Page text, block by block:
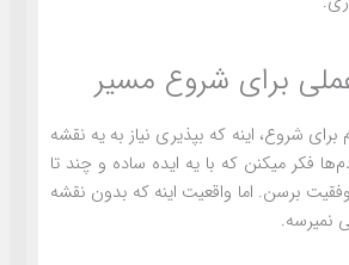
برای شروع مسیر
شروع، اینه که بپذیری نیاز به یه نقشه
فکر میکنن که با یه ایده ساده و چند تا
برسن. اما واقعیت اینه که بدون نقشه
نمیرسه.